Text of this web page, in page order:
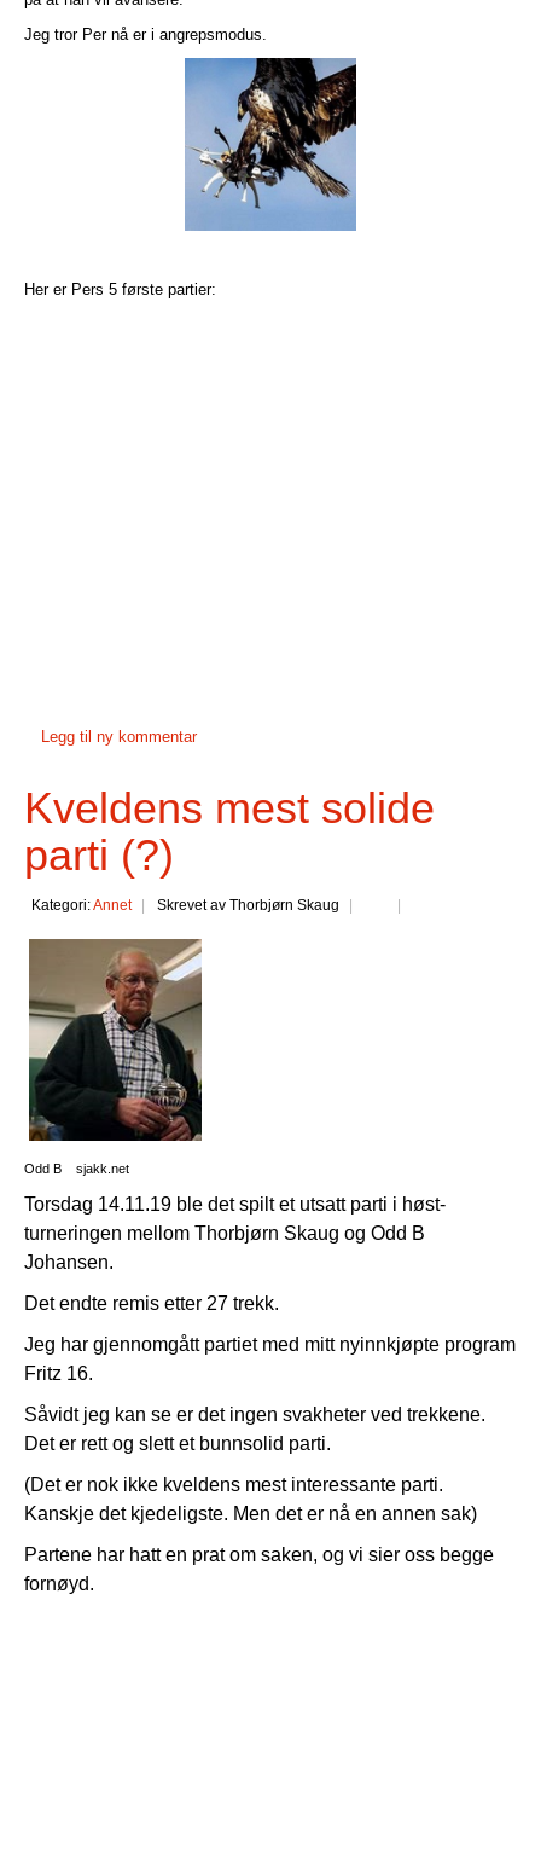
Jeg tror Per nå er i angrepsmodus.
Her er Pers 5 første partier:
Legg til ny kommentar
Kveldens mest solide
parti (?)
Kategori:Annet Skrevet av Thorbjørn Skaug
Odd B sjakk.net
Torsdag 14.11.19 ble det spilt et utsatt parti i høst-
turneringen mellom Thorbjørn Skaug og Odd B
Johansen.
Det endte remis etter 27 trekk.
Jeg har gjennomgått partiet med mitt nyinnkjøpte program
Fritz 16.
Såvidt jeg kan se er det ingen svakheter ved trekkene.
Det er rett og slett et bunnsolid parti.
(Det er nok ikke kveldens mest interessante parti.
Kanskje det kjedeligste. Men det er nå en annen sak)
Partene har hatt en prat om saken, og vi sier oss begge
fornøyd.